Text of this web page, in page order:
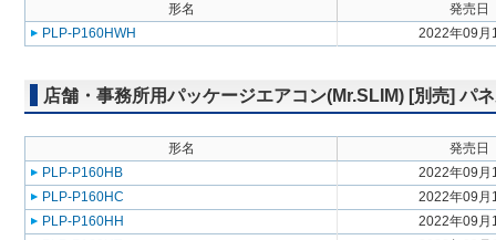
形名
発売日
PLP-P160HWH
2022年09月
店舗・事務所用パッケージエアコン(Mr.SLIM) [別売] パ
形名
発売日
PLP-P160HB
2022年09月
PLP-P160HC
2022年09月
PLP-P160HH
2022年09月